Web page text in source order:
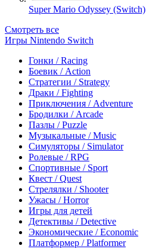
Super Mario Odyssey (Switch)
Смотреть все
Игры Nintendo Switch
Гонки / Racing
Боевик / Action
Стратегии / Strategy
Драки / Fighting
Приключения / Adventure
Бродилки / Arcade
Пазлы / Puzzle
Музыкальные / Music
Симуляторы / Simulator
Ролевые / RPG
Спортивные / Sport
Квест / Quest
Стрелялки / Shooter
Ужасы / Horror
Игры для детей
Детективы / Detective
Экономические / Economic
Платформер / Platformer